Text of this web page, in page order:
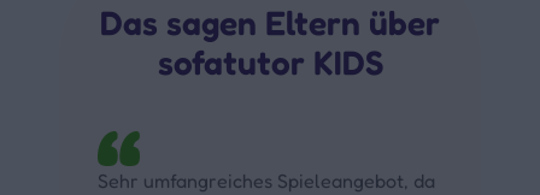
Das sagen Eltern über
sofatutor KIDS
Sehr umfangreiches Spieleangebot, da